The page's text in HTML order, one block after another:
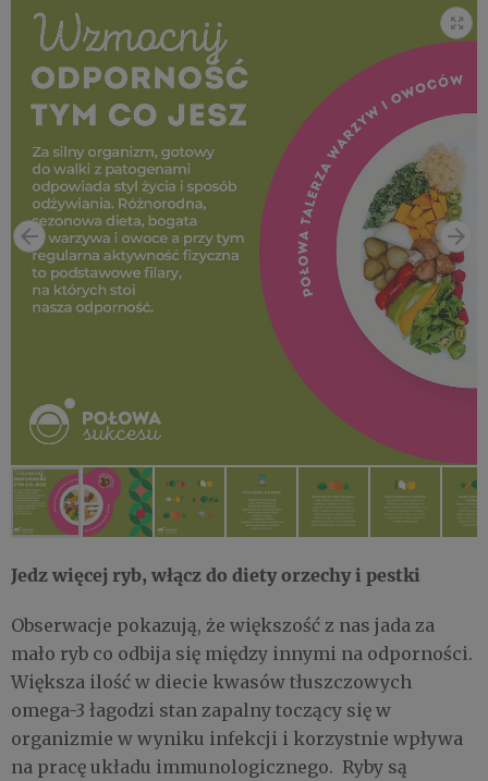
Jedz więcej ryb, włącz do diety orzechy i pestki
Obserwacje pokazują, że większość z nas jada za
mało ryb co odbija się między innymi na odporności.
Większa ilość w diecie kwasów tłuszczowych
omega-3 łagodzi stan zapalny toczący się w
organizmie w wyniku infekcji i korzystnie wpływa
na pracę układu immunologicznego. Ryby są